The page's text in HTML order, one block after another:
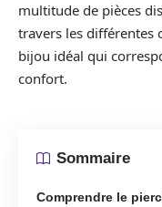
multitude de pièces
travers les différentes
bijou idéal qui
confort.
Sommaire
Comprendre le